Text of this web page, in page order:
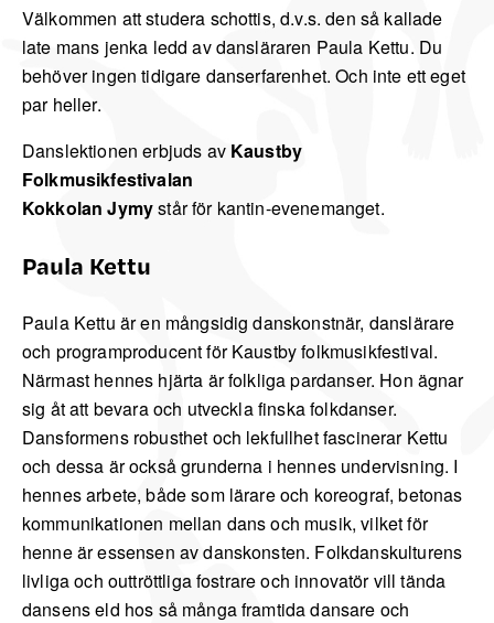
Välkommen att studera schottis, d.v.s. den så kallade
late mans jenka ledd av dansläraren Paula Kettu. Du
behöver ingen tidigare danserfarenhet. Och inte ett eget
par heller.
Danslektionen erbjuds av Kaustby
Folkmusikfestivalan
Kokkolan Jymystår för kantin-evenemanget.
Paula Kettu
Paula Kettu är en mångsidig danskonstnär, danslärare
och programproducent för Kaustby folkmusikfestival.
Närmast hennes hjärta är folkliga pardanser. Hon ägnar
sig åt att bevara och utveckla finska folkdanser.
Dansformens robusthet och lekfullhet fascinerar Kettu
och dessa är också grunderna i hennes undervisning. I
hennes arbete, både som lärare och koreograf, betonas
kommunikationen mellan dans och musik, vilket för
henne är essensen av danskonsten. Folkdanskulturens
livliga och outtröttliga fostrare och innovatör vill tända
dansens eld hos så många framtida dansare och